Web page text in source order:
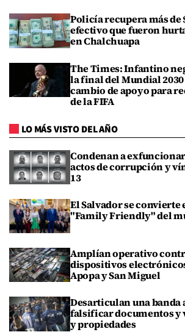
Policía recupera más de
efectivo que fueron
en Chalchuapa
The Times: Infantino
la final del Mundial
cambio de apoyo para
de la FIFA
LO MÁS VISTO DEL AÑO
Condenan a
actos de corrupción y
13
El Salvador se
"Family Friendly" del
Amplían operativo
dispositivos
Apopa y San Miguel
Desarticulan una banda
falsificar documentos y
y propiedades